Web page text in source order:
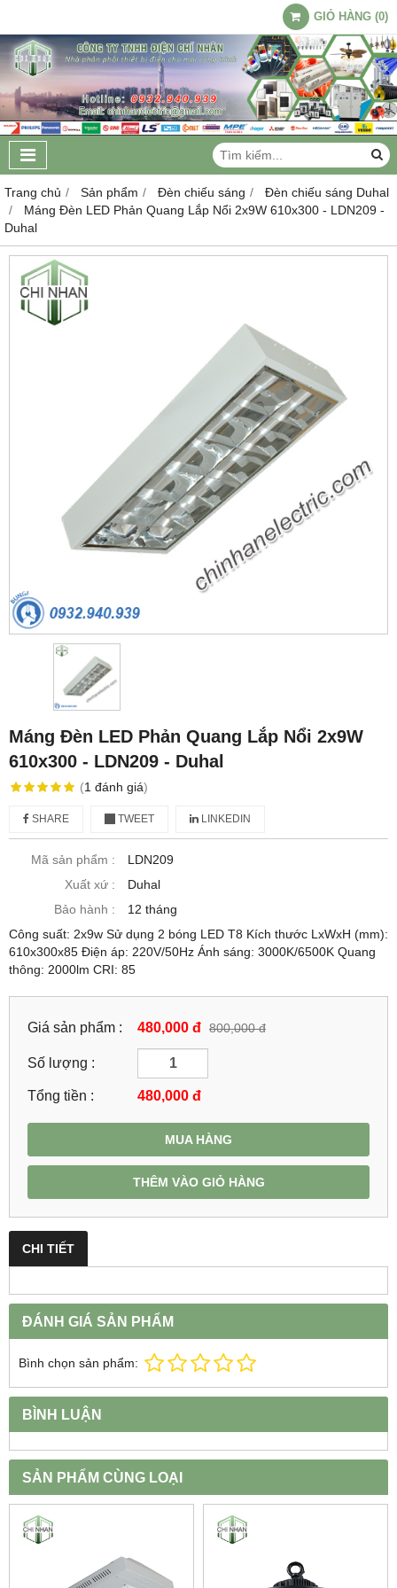
GIỎ HÀNG (0)
Trang chủ Sản phẩm Đèn chiếu sáng
Đèn chiếu sáng Duhal
Máng Đèn LED Phản Quang Lắp Nổi 2x9W 610x300 - LDN209 -
Duhal
Máng Đèn LED Phản Quang Lắp Nổi 2x9W
610x300 - LDN209 - Duhal
(1 đánh giá)
SHARE TWEET LINKEDIN
Mã sản phẩm :
LDN209
Xuất xứ :
Duhal
Bảo hành :
12 tháng
Công suất: 2x9w Sử dụng 2 bóng LED T8 Kích thước LxWxH (mm):
610x300x85 Điện áp: 220V/50Hz Ánh sáng: 3000K/6500K Quang
thông: 2000lm CRI: 85
Giá sản phẩm : 480,000 đ 800,000 đ
Số lượng :
Tổng tiền : 480,000 đ
MUA HÀNG
THÊM VÀO GIỎ HÀNG
CHI TIẾT
ĐÁNH GIÁ SẢN PHẨM
Bình chọn sản phẩm:
BÌNH LUẬN
SẢN PHẨM CÙNG LOẠI